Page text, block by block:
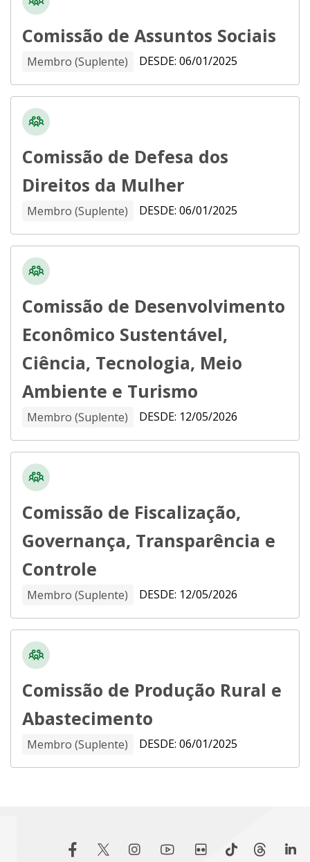
CAF e da Comissão de Transporte e
Mobilidade Urbana - CTMU da Câmara
Legislativa do Distrito Federal – CLDF.
Comissão de Assuntos Sociais
Membro (Suplente) DESDE: 06/01/2025
Comissão de Defesa dos
Direitos da Mulher
Membro (Suplente) DESDE: 06/01/2025
Comissão de Desenvolvimento
Econômico Sustentável,
Ciência, Tecnologia, Meio
Ambiente e Turismo
Membro (Suplente) DESDE: 12/05/2026
Comissão de Fiscalização,
Governança, Transparência e
Controle
Membro (Suplente) DESDE: 12/05/2026
Comissão de Produção Rural e
Abastecimento
Membro (Suplente) DESDE: 06/01/2025